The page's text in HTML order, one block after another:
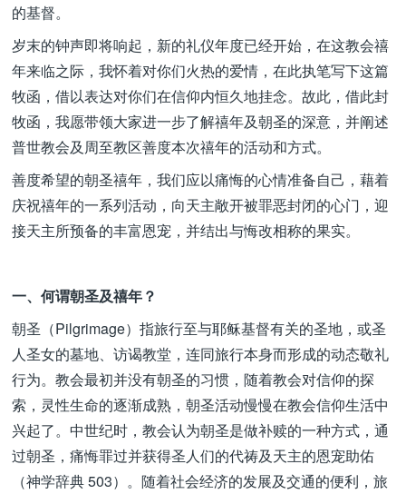
的基督。
岁末的钟声即将响起，新的礼仪年度已经开始，在这教会禧
年来临之际，我怀着对你们火热的爱情，在此执笔写下这篇
牧函，借以表达对你们在信仰内恒久地挂念。故此，借此封
牧函，我愿带领大家进一步了解禧年及朝圣的深意，并阐述
普世教会及周至教区善度本次禧年的活动和方式。
善度希望的朝圣禧年，我们应以痛悔的心情准备自己，藉着
庆祝禧年的一系列活动，向天主敞开被罪恶封闭的心门，迎
接天主所预备的丰富恩宠，并结出与悔改相称的果实。
一、何谓朝圣及禧年？
朝圣（Pilgrimage）指旅行至与耶稣基督有关的圣地，或圣
人圣女的墓地、访谒教堂，连同旅行本身而形成的动态敬礼
行为。教会最初并没有朝圣的习惯，随着教会对信仰的探
索，灵性生命的逐渐成熟，朝圣活动慢慢在教会信仰生活中
兴起了。中世纪时，教会认为朝圣是做补赎的一种方式，通
过朝圣，痛悔罪过并获得圣人们的代祷及天主的恩宠助佑
（神学辞典 503）。随着社会经济的发展及交通的便利，旅